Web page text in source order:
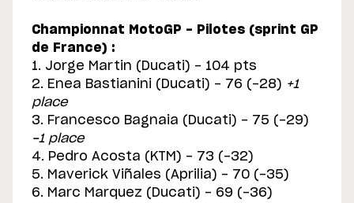
Championnat MotoGP - Pilotes (sprint GP
de France) :
1. Jorge Martin (Ducati) - 104 pts
2. Enea Bastianini (Ducati) - 76 (-28) +1
place
3. Francesco Bagnaia (Ducati) - 75 (-29)
-1 place
4. Pedro Acosta (KTM) - 73 (-32)
5. Maverick Viñales (Aprilia) - 70 (-35)
6. Marc Marquez (Ducati) - 69 (-36)